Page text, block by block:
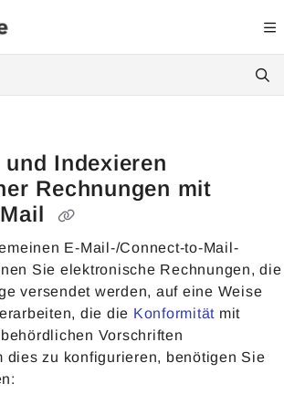
Index
index at: https://
all available pages before exploring further.
Indexieren
Rechnungen mit
E-Mail-/Connect-to-Mail-
Sie elektronische Rechnungen, die
versendet werden, auf eine Weise
die die Konformität mit
Vorschriften
dies zu konfigurieren, benötigen Sie